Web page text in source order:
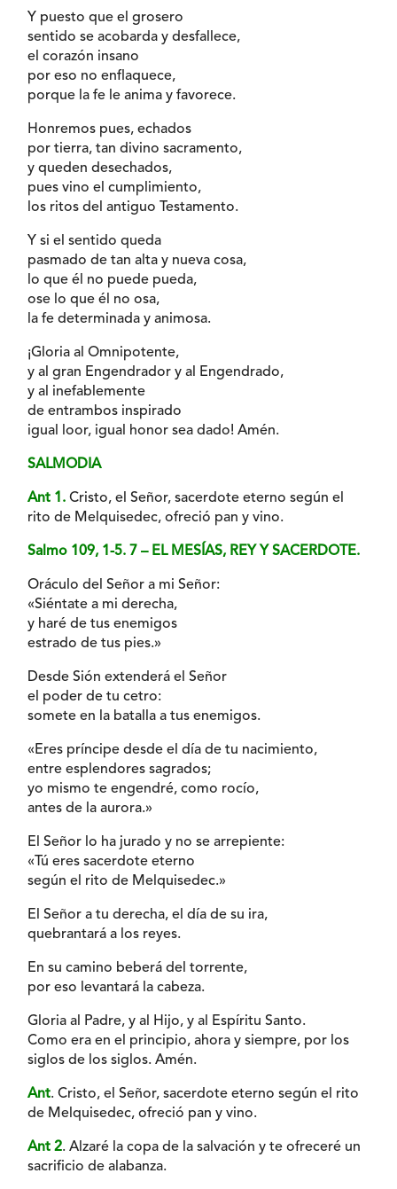
Y puesto que el grosero
sentido se acobarda y desfallece,
el corazón insano
por eso no enflaquece,
porque la fe le anima y favorece.
Honremos pues, echados
por tierra, tan divino sacramento,
y queden desechados,
pues vino el cumplimiento,
los ritos del antiguo Testamento.
Y si el sentido queda
pasmado de tan alta y nueva cosa,
lo que él no puede pueda,
ose lo que él no osa,
la fe determinada y animosa.
¡Gloria al Omnipotente,
y al gran Engendrador y al Engendrado,
y al inefablemente
de entrambos inspirado
igual loor, igual honor sea dado! Amén.
SALMODIA
Ant 1. Cristo, el Señor, sacerdote eterno según el
rito de Melquisedec, ofreció pan y vino.
Salmo 109, 1-5. 7 – EL MESÍAS, REY Y SACERDOTE.
Oráculo del Señor a mi Señor:
«Siéntate a mi derecha,
y haré de tus enemigos
estrado de tus pies.»
Desde Sión extenderá el Señor
el poder de tu cetro:
somete en la batalla a tus enemigos.
«Eres príncipe desde el día de tu nacimiento,
entre esplendores sagrados;
yo mismo te engendré, como rocío,
antes de la aurora.»
El Señor lo ha jurado y no se arrepiente:
«Tú eres sacerdote eterno
según el rito de Melquisedec.»
El Señor a tu derecha, el día de su ira,
quebrantará a los reyes.
En su camino beberá del torrente,
por eso levantará la cabeza.
Gloria al Padre, y al Hijo, y al Espíritu Santo.
Como era en el principio, ahora y siempre, por los
siglos de los siglos. Amén.
Ant. Cristo, el Señor, sacerdote eterno según el rito
de Melquisedec, ofreció pan y vino.
Ant 2. Alzaré la copa de la salvación y te ofreceré un
sacrificio de alabanza.